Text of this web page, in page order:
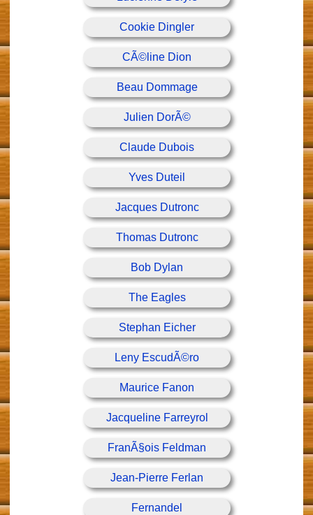
Cookie Dingler
CÃ©line Dion
Beau Dommage
Julien DorÃ©
Claude Dubois
Yves Duteil
Jacques Dutronc
Thomas Dutronc
Bob Dylan
The Eagles
Stephan Eicher
Leny EscudÃ©ro
Maurice Fanon
Jacqueline Farreyrol
FranÃ§ois Feldman
Jean-Pierre Ferlan
Fernandel